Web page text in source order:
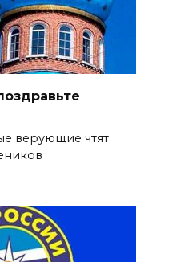
верующие чтят